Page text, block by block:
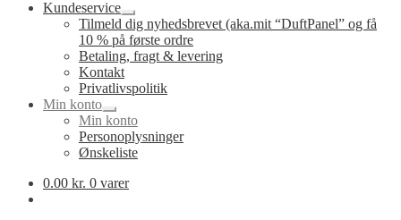
Kundeservice
Udfold
undermenu
Tilmeld dig nyhedsbrevet (aka.mit “DuftPanel” og få
10 % på første ordre
Betaling, fragt & levering
Kontakt
Privatlivspolitik
Min konto
Udfold
undermenu
Min konto
Personoplysninger
Ønskeliste
0.00 kr. 0 varer